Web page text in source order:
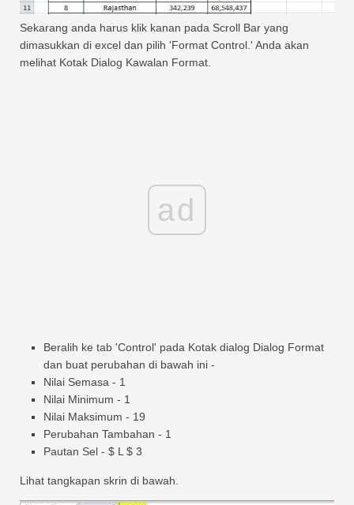
Sekarang anda harus klik kanan pada Scroll Bar yang
dimasukkan di excel dan pilih 'Format Control.' Anda akan
melihat Kotak Dialog Kawalan Format.
ad
Beralih ke tab 'Control' pada Kotak dialog Dialog Format
dan buat perubahan di bawah ini -
Nilai Semasa - 1
Nilai Minimum - 1
Nilai Maksimum - 19
Perubahan Tambahan - 1
Pautan Sel - $ L $ 3
Lihat tangkapan skrin di bawah.